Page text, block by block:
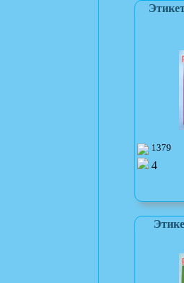
1379
4